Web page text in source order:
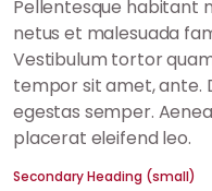
Pellentesque habitant
netus et malesuada
Vestibulum tortor
tempor sit amet, ante.
egestas semper.
placerat eleifend leo.
Secondary Heading (small)